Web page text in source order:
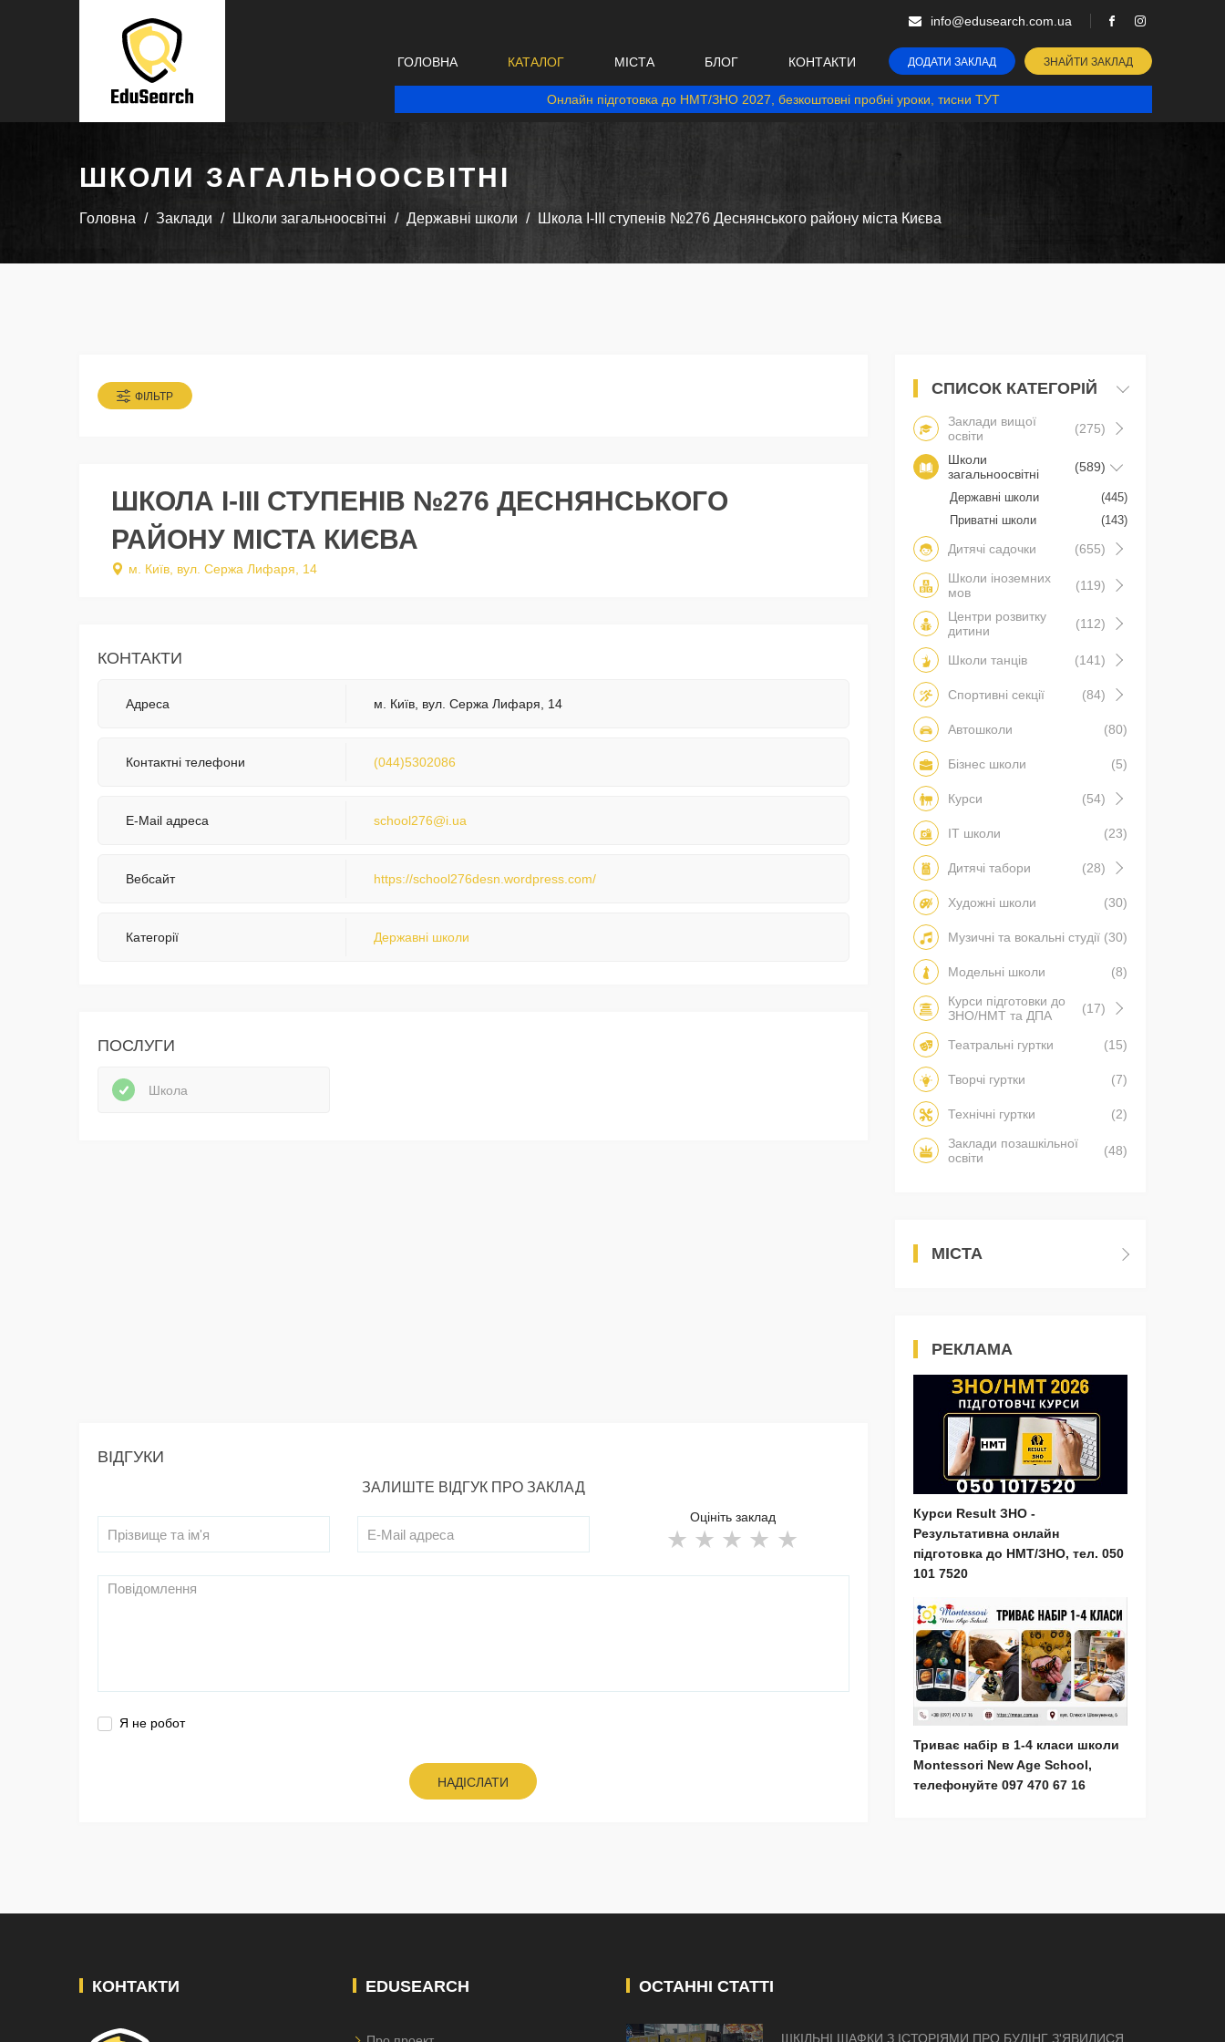
info@edusearch.com.ua
ГОЛОВНА КАТАЛОГ МІСТА БЛОГ КОНТАКТИ ДОДАТИ ЗАКЛАД ЗНАЙТИ ЗАКЛАД
Онлайн підготовка до НМТ/ЗНО 2027, безкоштовні пробні уроки, тисни ТУТ
ШКОЛИ ЗАГАЛЬНООСВІТНІ
Головна Заклади Школи загальноосвітні Державні школи Школа І-ІІІ ступенів №276 Деснянського району міста Києва
ФІЛЬТР
ШКОЛА І-ІІІ СТУПЕНІВ №276 ДЕСНЯНСЬКОГО
РАЙОНУ МІСТА КИЄВА
м. Київ, вул. Сержа Лифаря, 14
КОНТАКТИ
Адреса м. Київ, вул. Сержа Лифаря, 14
Контактні телефони (044)5302086
E-Mail адреса school276@i.ua
Вебсайт https://school276desn.wordpress.com/
Категорії Державні школи
ПОСЛУГИ
Школа
ВІДГУКИ
ЗАЛИШТЕ ВІДГУК ПРО ЗАКЛАД
Оцініть заклад
Я не робот
НАДІСЛАТИ
СПИСОК КАТЕГОРІЙ
Заклади вищої
освіти
(275)
Школи
загальноосвітні
(589)
Державні школи
(445)
Приватні школи
(143)
Дитячі садочки
(655)
Школи іноземних
мов
(119)
Центри розвитку
дитини
(112)
Школи танців (141)
Спортивні секції (84)
Автошколи (80)
Бізнес школи (5)
Курси (54)
IT школи (23)
Дитячі табори (28)
Художні школи (30)
Музичні та вокальні студії (30)
Модельні школи
(8)
Курси підготовки до
ЗНО/НМТ та ДПА
(17)
Театральні гуртки (15)
Творчі гуртки (7)
Технічні гуртки
(2)
Заклади позашкільної
освіти
(48)
МІСТА
РЕКЛАМА
Курси Result ЗНО -
Результативна онлайн
підготовка до НМТ/ЗНО, тел. 050
101 7520
Триває набір в 1-4 класи школи
Montessori New Age School,
телефонуйте 097 470 67 16
КОНТАКТИ EDUSEARCH ОСТАННІ СТАТТІ
ШКІЛЬНІ ШАФКИ З ІСТОРІЯМИ ПРО БУЛІНГ З'ЯВИЛИСЯ В